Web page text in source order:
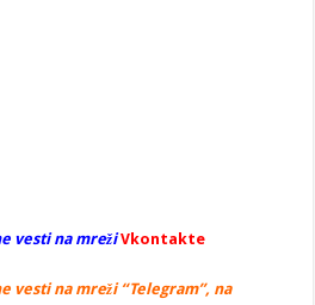
vesti na mreži Vkontakte
vesti na mreži “Telegram”, na